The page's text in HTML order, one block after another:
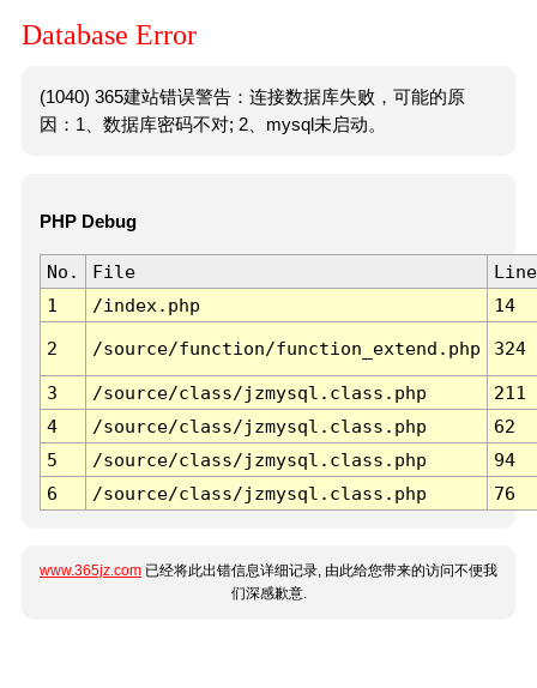
Database Error
(1040) 365建站错误警告：连接数据库失败，可能的原
因：1、数据库密码不对; 2、mysql未启动。
PHP Debug
No. File
Line
1
/index.php 14
2 /source/function/function_extend.php 324
3 /source/class/jzmysql.class.php
211
4
/source/class/jzmysql.class.php
62
5
/source/class/jzmysql.class.php
94
6
/source/class/jzmysql.class.php 76
www.365jz.com 已经将此出错信息详细记录, 由此给您带来的访问不便我
们深感歉意.